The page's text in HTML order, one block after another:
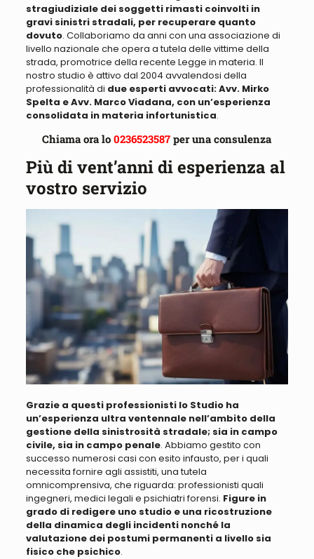
stragiudiziale dei soggetti rimasti coinvolti in
gravi sinistri stradali, per recuperare quanto
dovuto. Collaboriamo da anni con una associazione di
livello nazionale che opera a tutela delle vittime della
strada, promotrice della recente Legge in materia. Il
nostro studio è attivo dal 2004 avvalendosi della
professionalità di due esperti avvocati: Avv. Mirko
Spelta e Avv. Marco Viadana, con un’esperienza
consolidata in materia infortunistica.
Chiama ora lo0236523587 per una consulenza
Più di vent’anni di esperienza al
vostro servizio
Grazie a questi professionisti lo Studio ha
un’esperienza ultra ventennale nell’ambito della
gestione della sinistrosità stradale; sia in campo
civile, sia in campo penale. Abbiamo gestito con
successo numerosi casi con esito infausto, per i quali
necessita fornire agli assistiti, una tutela
omnicomprensiva, che riguarda: professionisti quali
ingegneri, medici legali e psichiatri forensi. Figure in
grado di redigere uno studio e una ricostruzione
della dinamica degli incidenti nonché la
valutazione dei postumi permanenti a livello sia
fisico che psichico.